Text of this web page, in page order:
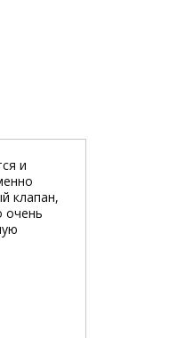
и
клапан,
очень